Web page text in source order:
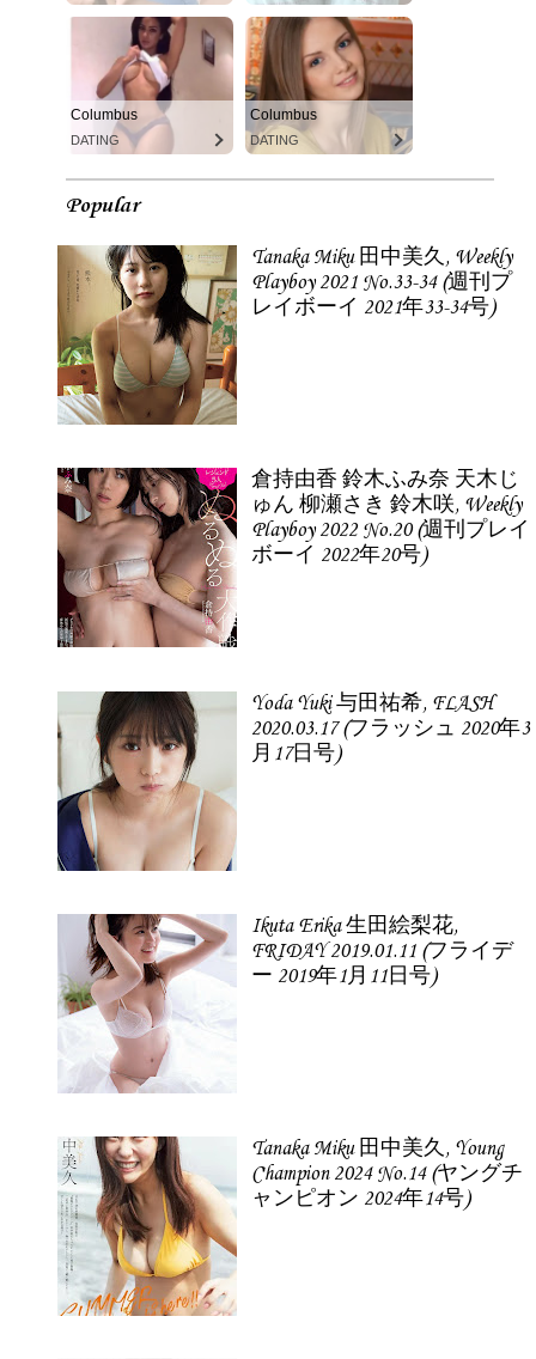
Columbus
DATING
Columbus
DATING
Popular
Tanaka Miku 田中美久, Weekly
Playboy 2021 No.33-34 (週刊プ
レイボーイ 2021年33-34号)
倉持由香 鈴木ふみ奈 天木じ
ゅん 柳瀬さき 鈴木咲, Weekly
Playboy 2022 No.20 (週刊プレイ
ボーイ 2022年20号)
Yoda Yuki 与田祐希, FLASH
2020.03.17 (フラッシュ 2020年3
月17日号)
Ikuta Erika 生田絵梨花,
FRIDAY 2019.01.11 (フライデ
ー 2019年1月11日号)
Tanaka Miku 田中美久, Young
Champion 2024 No.14 (ヤングチ
ャンピオン 2024年14号)